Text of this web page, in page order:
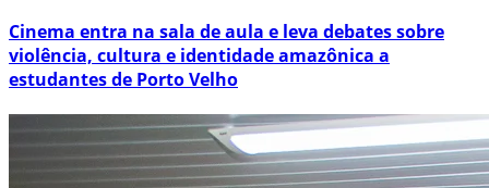
Cinema entra na sala de aula e leva debates sobre
violência, cultura e identidade amazônica a
estudantes de Porto Velho